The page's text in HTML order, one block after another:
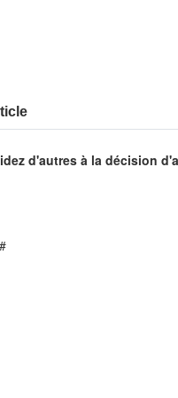
d'autres à la décision